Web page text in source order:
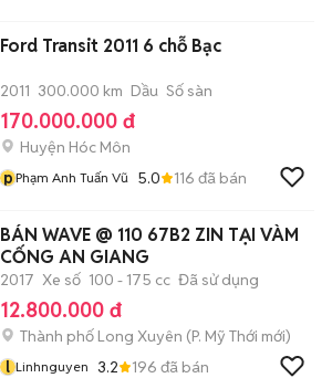
Ford Transit 2011 6 chỗ Bạc
2011 300.000 km Dầu Số sàn
170.000.000 đ
Huyện Hóc Môn
pPhạm Anh Tuấn Vũ 5.0 116 đã bán
BÁN WAVE @ 110 67B2 ZIN TẠI VÀM
CỐNG AN GIANG
2017 Xe số 100 - 175 cc Đã sử dụng
12.800.000 đ
Thành phố Long Xuyên (P. Mỹ Thới mới)
l Linhnguyen 3.2 196 đã bán